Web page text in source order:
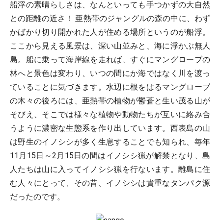
船浮の素晴らしさは、なんといっても手つかずの大自然
との距離の近さ！ 亜熱帯のジャングルの森の中に、わず
かばかり切り開かれた人が住める場所というのが船浮。
ここから見える風景は、深い山並みと、海に浮かぶ無人
島。船に乗って海岸線を走れば、すぐにマングローブの
林へと景色は変わり、いつの間にか海ではなく川を渡っ
ていることに気づきます。水辺に根をはるマングローブ
の木々の後ろには、亜熱帯の植物が鬱蒼と生い茂る山が
そびえ、そこでは様々な植物や動物たちが互いに絡み合
うように濃密な生態系を作り出しています。西表島の山
は野生のイノシシが多く生息することでも知られ、毎年
11月15日～2月15日の間はイノシシ猟が解禁となり、島
人たちは山に入ってイノシシ猟を行ないます。離島に住
む人々にとって、その昔、イノシシは貴重なタンパク源
だったのです。